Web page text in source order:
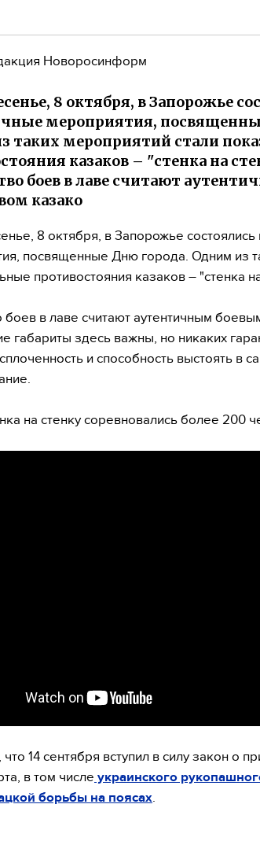
Новоросинформ
8 октября, в Запорожье
мероприятия,
таких мероприятий стали
казаков – "стенка на
боев в лаве считают
казако
8 октября, в Запорожье
посвященные Дню города. Одним из
противостояния казаков – "стенка
боев в лаве считают аутентичным
габариты здесь важны, но никаких
и способность выстоять в
на стенку соревновались более 200
14 сентября вступил в силу закон о
в том числе украинского
борьбы на поясах